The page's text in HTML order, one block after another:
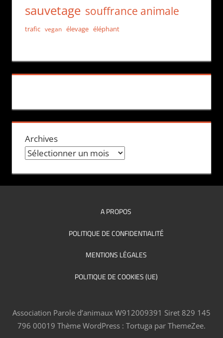
sauvetage souffrance animale
trafic vegan élevage éléphant
Archives
A PROPOS
POLITIQUE DE CONFIDENTIALITÉ
MENTIONS LÉGALES
POLITIQUE DE COOKIES (UE)
Association Parole d’animaux W912009391 Siret 829 145
796 00019 Thème WordPress : Tortuga par ThemeZee.